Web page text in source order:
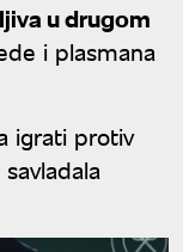
u drugom
i plasmana
igrati protiv